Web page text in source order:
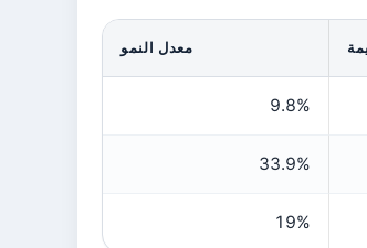
معدل النمو
9.8%
33.9%
19%